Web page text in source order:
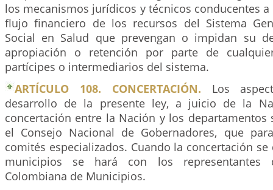
los mecanismos jurídicos y técnicos conducentes
flujo financiero de los recursos del Sistema
Social en Salud que prevengan o impidan su
apropiación o retención por parte de
partícipes o intermediarios del sistema.
ARTÍCULO 108. CONCERTACIÓN. Los
desarrollo de la presente ley, a juicio de la
concertación entre la Nación y los departamentos
el Consejo Nacional de Gobernadores, que
comités especializados. Cuando la concertación
municipios se hará con los representantes
Colombiana de Municipios.